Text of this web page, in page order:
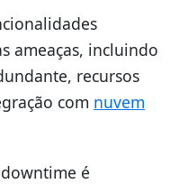
ameaças, incluindo
recursos
com nuvem
é